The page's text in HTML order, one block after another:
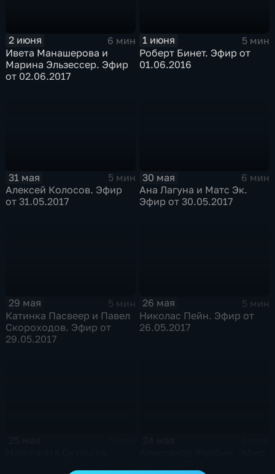
2 июня
6 мин
Ивета Манашерова и
Марина Эльзессер. Эфир
от 02.06.2017
1 июня
5 мин
Роберт Бинет. Эфир от
01.06.2016
31 мая
5 мин
Алексей Колосов. Эфир
от 31.05.2017
30 мая
6 мин
Ана Лагуна и Матс Эк.
Эфир от 30.05.2017
29 мая
5 мин
Катинка Пасвеер и Павел
Скороходов. Эфир от
29.05.2017
26 мая
5 мин
Николас Пейн. Эфир от
26.05.2017